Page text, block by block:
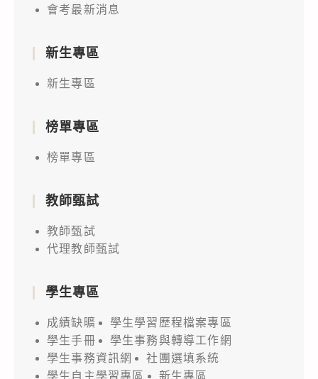
會考最新消息
新生專區
新生專區
榜單專區
榜單專區
教師甄試
教師甄試
代理教師甄試
學生專區
成績缺曠
學生學習歷程檔案專區
學生手冊
學生事務與轉導工作網
學生事務資訊網
社團選填系統
學生自主學習專區
新生專區